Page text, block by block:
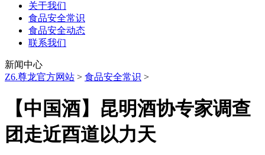
关于我们
食品安全常识
食品安全动态
联系我们
新闻中心
Z6.尊龙官方网站 > 食品安全常识 >
【中国酒】昆明酒协专家调查
团走近酉道以力天